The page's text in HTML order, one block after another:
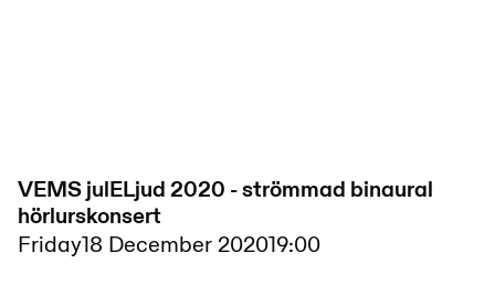
VEMS julELjud 2020 - strömmad binaural
hörlurskonsert
Friday18 December 202019:00